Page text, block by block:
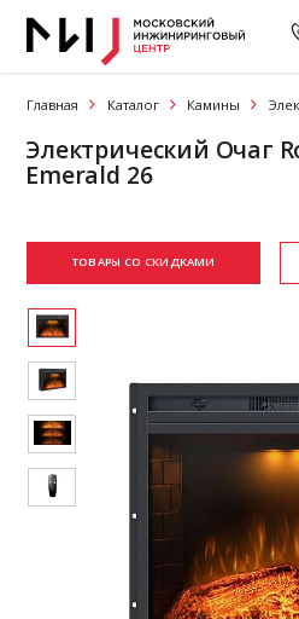
Главная Каталог Камины
Электрический Очаг
Emerald 26
ТОВАРЫ СО СКИДКАМИ